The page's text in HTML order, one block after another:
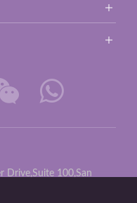
Drive,Suite 100,San